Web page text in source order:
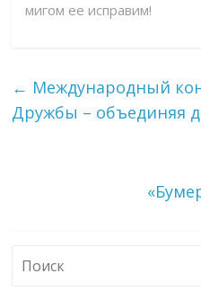
мигом ее исправим!
← Международный
Дружбы – объединяя